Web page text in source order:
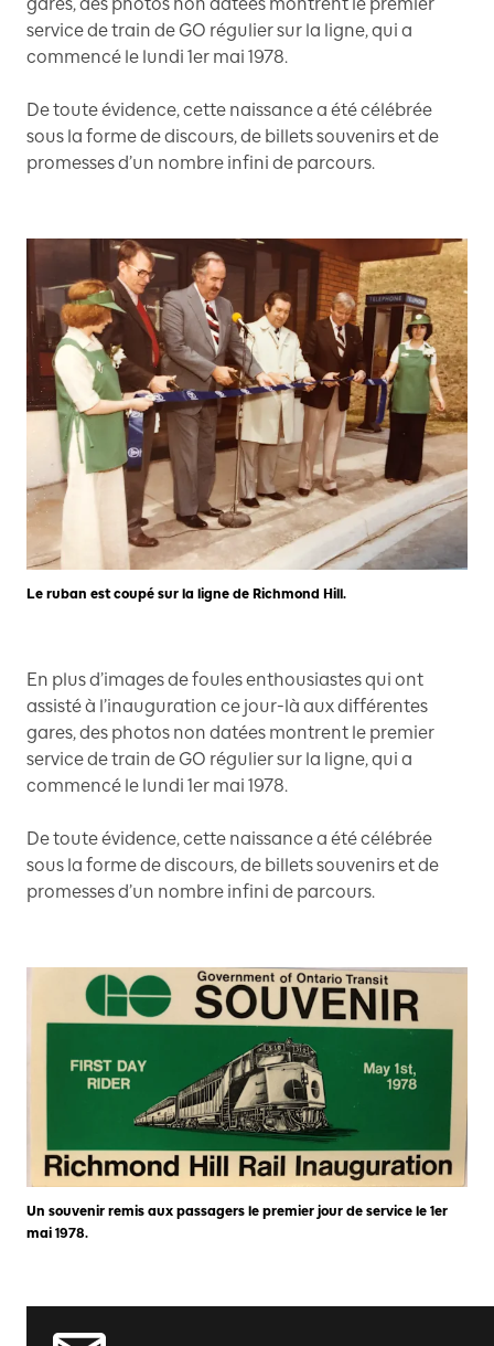
service de train de GO régulier sur la ligne, qui a
commencé le lundi 1er mai 1978.
De toute évidence, cette naissance a été célébrée
sous la forme de discours, de billets souvenirs et de
promesses d’un nombre infini de parcours.
Le ruban est coupé sur la ligne de Richmond Hill.
En plus d’images de foules enthousiastes qui ont
assisté à l’inauguration ce jour-là aux différentes
gares, des photos non datées montrent le premier
service de train de GO régulier sur la ligne, qui a
commencé le lundi 1er mai 1978.
De toute évidence, cette naissance a été célébrée
sous la forme de discours, de billets souvenirs et de
promesses d’un nombre infini de parcours.
Un souvenir remis aux passagers le premier jour de service le 1er
mai 1978.